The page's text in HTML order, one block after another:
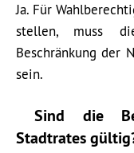
Ja. Für
stellen, muss
Beschränkung der
sein.
Sind die
Stadtrates